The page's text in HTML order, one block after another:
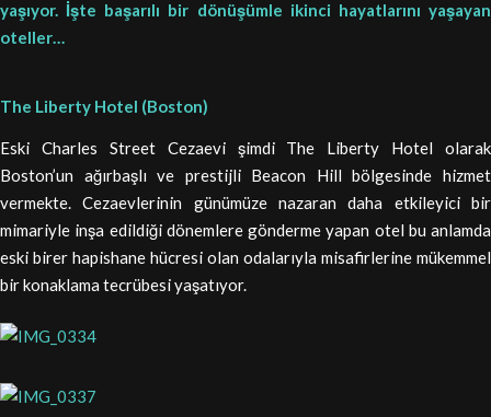
yaşıyor. İşte başarılı bir dönüşümle ikinci hayatlarını yaşayan
oteller…
The Liberty Hotel (Boston)
Eski Charles Street Cezaevi şimdi The Liberty Hotel olarak
Boston’un ağırbaşlı ve prestijli Beacon Hill bölgesinde hizmet
vermekte. Cezaevlerinin günümüze nazaran daha etkileyici bir
mimariyle inşa edildiği dönemlere gönderme yapan otel bu anlamda
eski birer hapishane hücresi olan odalarıyla misafirlerine mükemmel
bir konaklama tecrübesi yaşatıyor.